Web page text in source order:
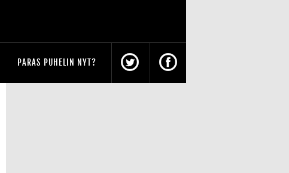
PARAS PUHELIN NYT?